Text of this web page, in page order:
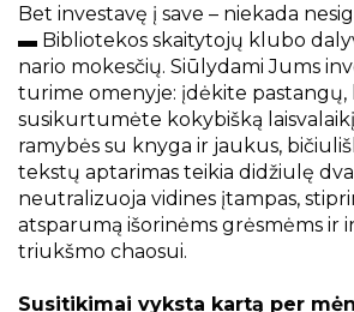
Bet investavę į save – niekada
▬ Bibliotekos skaitytojų klubo
nario mokesčių. Siūlydami Jums
turime omenyje: įdėkite pastangų,
susikurtumėte kokybišką
ramybės su knyga ir jaukus,
tekstų aptarimas teikia didžiulę
neutralizuoja vidines įtampas,
atsparumą išorinėms grėsmėms ir
triukšmo chaosui.
Susitikimai vyksta kartą per